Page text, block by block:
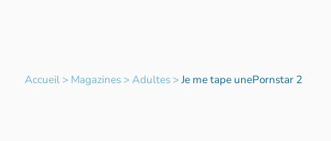
Accueil> Magazines>Adultes>Je me tape unePornstar 2